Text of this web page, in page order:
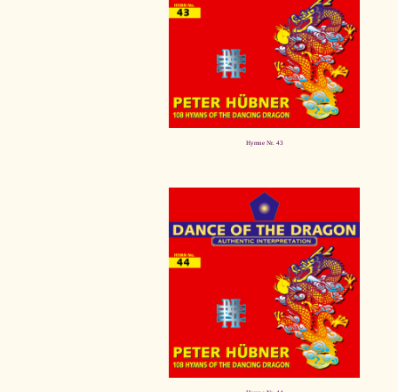
Hymne Nr. 43